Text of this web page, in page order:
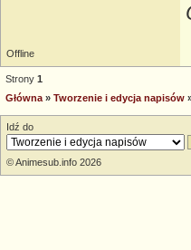
Offline
Strony 1
Główna » Tworzenie i edycja napisów
Idź do
© Animesub.info 2026